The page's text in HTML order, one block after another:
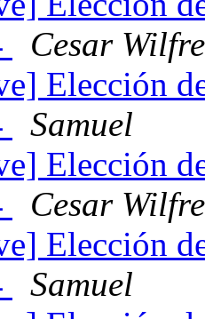
Cesar
Elección
Samuel
Elección
Cesar
Elección
Samuel